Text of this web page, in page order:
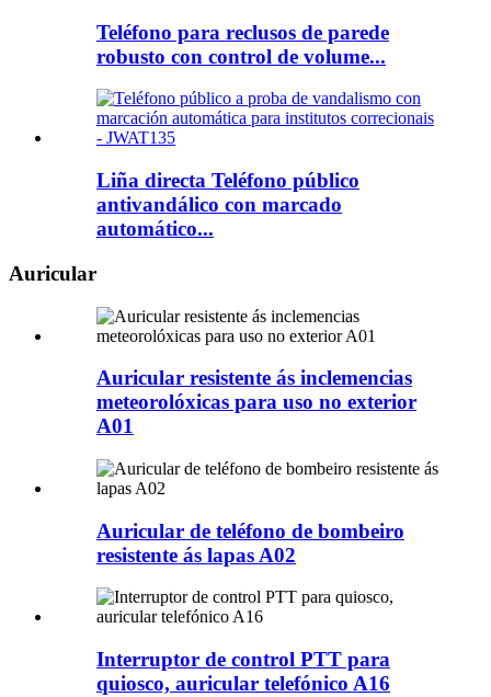
Teléfono para reclusos de parede
robusto con control de volume...
Liña directa Teléfono público
antivandálico con marcado
automático...
Auricular
Auricular resistente ás inclemencias
meteorolóxicas para uso no exterior
A01
Auricular de teléfono de bombeiro
resistente ás lapas A02
Interruptor de control PTT para
quiosco, auricular telefónico A16